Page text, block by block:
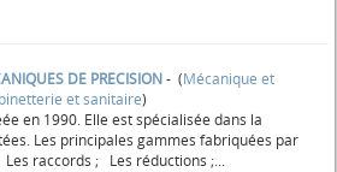
DE PRECISION- (Mécanique et
et sanitaire)
en 1990. Elle est spécialisée dans la
Les principales gammes fabriquées par
raccords ; Les réductions ;...